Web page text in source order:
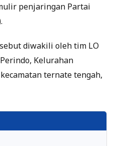
penjaringan Partai
diwakili oleh tim LO
Kelurahan
ternate tengah,